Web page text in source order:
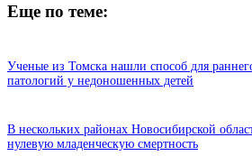
Еще по теме:
Ученые из Томска нашли способ для
патологий у недоношенных детей
В нескольких районах Новосибирской
нулевую младенческую смертность